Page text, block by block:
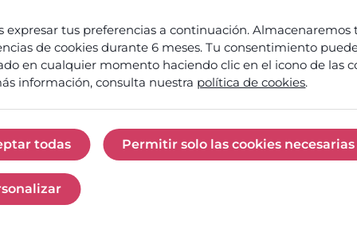
expresar tus preferencias a continuación. Almacenaremos
de cookies durante 6 meses. Tu consentimiento
en cualquier momento haciendo clic en el icono de las
información, consulta nuestra política de cookies.
todas
Aceptar todas
Permitir solo las cookies necesarias
Personalizar
de
y
¿Listo
para
convertir
tu
centro